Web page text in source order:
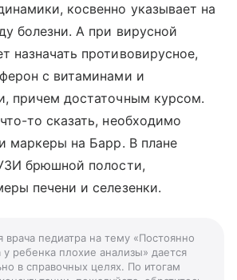
косвенно указывает на
болезни. А при вирусной
назначать противовирусное,
с витаминами и
причем достаточным курсом.
то сказать, необходимо
маркеры на Барр. В плане
брюшной полости,
печени и селезенки.
врача педиатра на тему «Постоянно
у ребенка плохие анализы» дается
в справочных целях. По итогам